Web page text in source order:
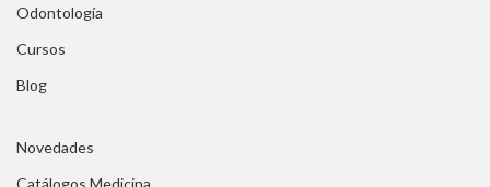
Odontología
Cursos
Blog
Novedades